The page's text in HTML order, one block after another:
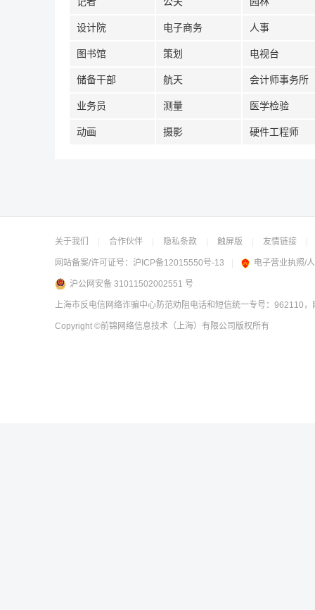
设计院 电子商务 人事
图书馆 策划 电视台
储备干部 航天 会计师事务所
业务员 测量 医学检验
动画 摄影 硬件工程师
关于我们 合作伙伴 隐私条款 触屏版 友情链接
网站备案/许可证号： 沪ICP备12015550号-13 电子营业执照/
沪公网安备 31011502002551 号
上海市反电信网络诈骗中心防范劝阻电话和短信统一专号：962110
Copyright ©前锦网络信息技术（上海）有限公司 版权所有